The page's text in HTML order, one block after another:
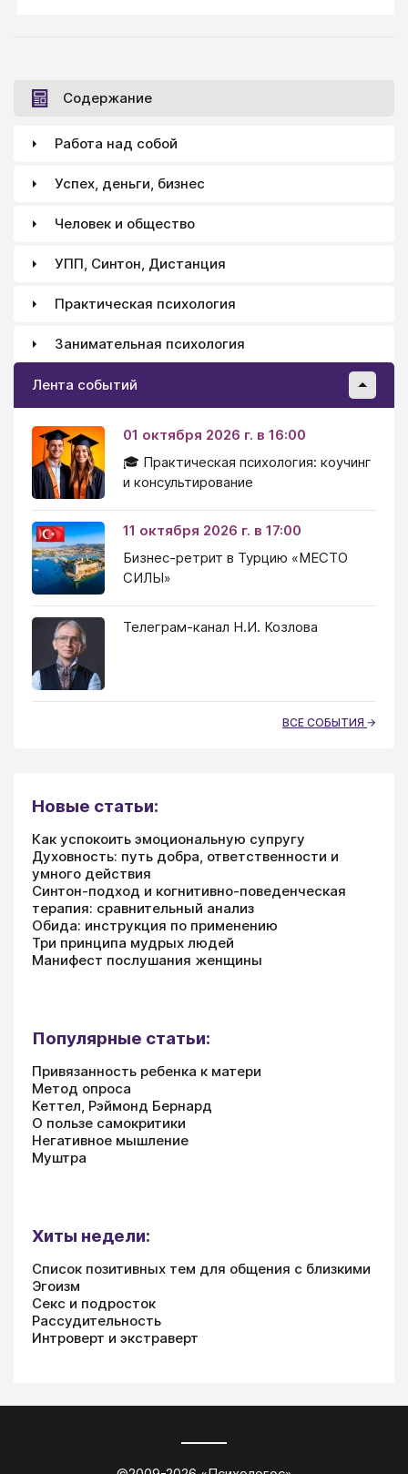
Содержание
Работа над собой
Успех, деньги, бизнес
Человек и общество
УПП, Синтон, Дистанция
Практическая психология
Занимательная психология
Лента событий
01 октября 2026 г. в 16:00
🎓 Практическая психология: коучинг
и консультирование
11 октября 2026 г. в 17:00
Бизнес-ретрит в Турцию «МЕСТО
СИЛЫ»
Телеграм-канал Н.И. Козлова
ВСЕ СОБЫТИЯ
Новые статьи:
Как успокоить эмоциональную супругу
Духовность: путь добра, ответственности и
умного действия
Синтон-подход и когнитивно-поведенческая
терапия: сравнительный анализ
Обида: инструкция по применению
Три принципа мудрых людей
Манифест послушания женщины
Популярные статьи:
Привязанность ребенка к матери
Метод опроса
Кеттел, Рэймонд Бернард
О пользе самокритики
Негативное мышление
Муштра
Хиты недели:
Список позитивных тем для общения с близкими
Эгоизм
Секс и подросток
Рассудительность
Интроверт и экстраверт